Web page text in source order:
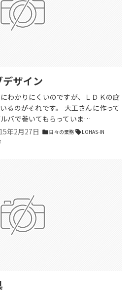
ザイン
わかりにくいのですが、ＬＤＫの庇
るのがそれです。 大工さんに作って
バで巻いてもらっていま…
年2月27日 folder日々の業務 sellLOHAS-IN